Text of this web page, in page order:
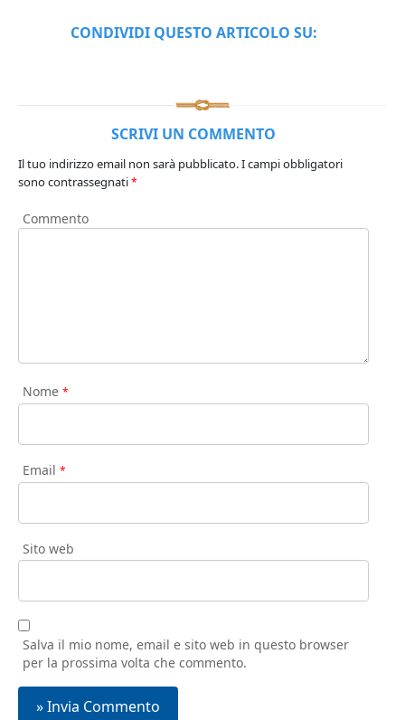
CONDIVIDI QUESTO ARTICOLO SU:
SCRIVI UN COMMENTO
Il tuo indirizzo email non sarà pubblicato.I campi obbligatori
sono contrassegnati*
Commento
Nome *
Email *
Sito web
Salva il mio nome, email e sito web in questo browser
per la prossima volta che commento.